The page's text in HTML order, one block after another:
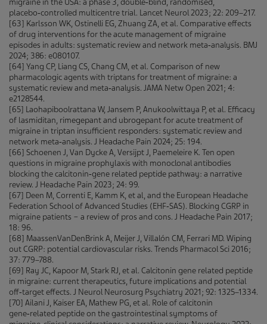
migraine in the USA: a phase 3, double‑blind, randomised,
placebo‑controlled multicentre trial. Lancet Neurol 2023; 22: 209–217.
[63] Karlsson WK, Ostinelli EG, Zhuang ZA, et al. Comparative effects
of drug interventions for the acute management of migraine
episodes in adults: systematic review and network meta‑analysis. BMJ
2024; 386: e080107.
[64] Yang CP, Liang CS, Chang CM, et al. Comparison of new
pharmacologic agents with triptans for treatment of migraine: a
systematic review and meta‑analysis. JAMA Netw Open 2021; 4:
e2128544.
[65] Laohapiboolrattana W, Jansem P, Anukoolwittaya P, et al. Efficacy
of lasmiditan, rimegepant and ubrogepant for acute treatment of
migraine in triptan insufficient responders: systematic review and
network meta‑analysis. J Headache Pain 2024; 25: 194.
[66] Schoenen J, Van Dycke A, Versijpt J, Paemeleire K. Ten open
questions in migraine prophylaxis with monoclonal antibodies
blocking the calcitonin‑gene related peptide pathway: a narrative
review. J Headache Pain 2023; 24: 99.
[67] Deen M, Correnti E, Kamm K, et al, and the European Headache
Federation School of Advanced Studies (EHF‑SAS). Blocking CGRP in
migraine patients − a review of pros and cons. J Headache Pain 2017;
18: 96.
[68] MaassenVanDenBrink A, Meijer J, Villalón CM, Ferrari MD. Wiping
out CGRP: potential cardiovascular risks. Trends Pharmacol Sci 2016;
37: 779–788.
[69] Ray JC, Kapoor M, Stark RJ, et al. Calcitonin gene related peptide
in migraine: current therapeutics, future implications and potential
off‑target effects. J Neurol Neurosurg Psychiatry 2021; 92: 1325–1334.
[70] Ailani J, Kaiser EA, Mathew PG, et al. Role of calcitonin
gene‑related peptide on the gastrointestinal symptoms of